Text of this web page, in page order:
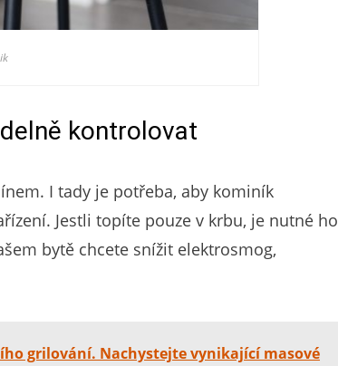
kontrolovat
I tady je potřeba, aby kominík
Jestli topíte pouze v krbu, je nutné ho
bytě chcete snížit elektrosmog,
grilování. Nachystejte vynikající masové